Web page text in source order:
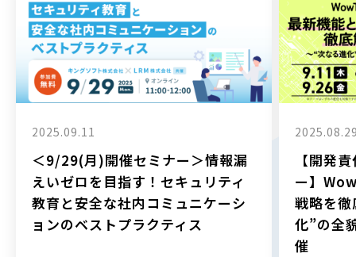
2025.09.11
＜9/29(月)開催セミナー＞情報漏
えいゼロを目指す！セキュリティ
教育と安全な社内コミュニケーシ
ョンのベストプラクティス
【開発
ー】
戦略を
化”の全
催